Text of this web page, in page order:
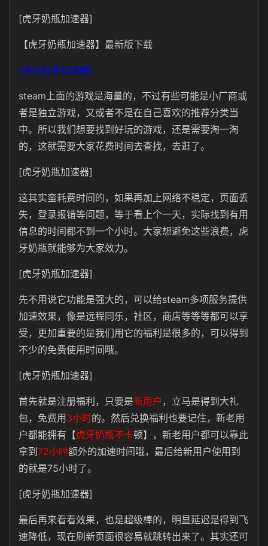
[虎牙奶瓶加速器]
【虎牙奶瓶加速器】最新版下载
[虎牙奶瓶加速器]
steam上面的游戏是海量的，不过有些可能是小厂商或
者是独立游戏，又或者不是在自己喜欢的推荐分类当
中。所以我们想要找到好玩的游戏，还是需要淘一淘
的，这就需要大家花费时间去查找，去逛了。
[虎牙奶瓶加速器]
这其实蛮耗费时间的，如果再加上网络不稳定，页面丢
失，登录报错等问题，等于看上个一天，实际找到有用
信息的时间都不到一个小时。大家想避免这些浪费，虎
牙奶瓶就能够为大家效力。
[虎牙奶瓶加速器]
先不用说它功能是强大的，可以给steam多项服务提供
加速效果，像是远程同乐，社区，商店等等等都可以享
受，更加重要的是我们用它的福利是很多的，可以得到
不少的免费使用时间哦。
[虎牙奶瓶加速器]
首先就是注册福利，只要是新用户 ，立马是得到大礼
包，免费用 3小时的。然后兑换福利也要记住，新老用
户都能拥有【虎牙奶瓶不卡顿】，新老用户都可以靠此
拿到 72小时额外的加速时间哦，最后给新用户使用到
的就是75小时了。
[虎牙奶瓶加速器]
最后再来看看效果，也是超级棒的，明显延迟是得到飞
速降低，现在刷新页面很容易就跳转出来了。其实还可